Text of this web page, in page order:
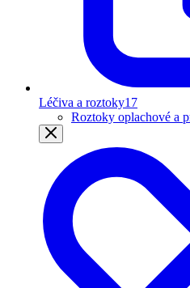
Léčiva a roztoky17
Roztoky oplachové a